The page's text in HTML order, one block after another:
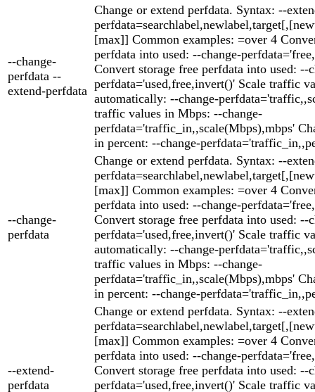
--change-
perfdata --
extend-perfdata
Change or extend perfdata. Syntax: --
[max]] Common examples: =over 4
perfdata into used: --change-
Convert storage free perfdata into used: --
perfdata='used,free,invert()' Scale traffic
automatically: --change-
traffic values in Mbps: --change-
perfdata='traffic_in,,scale(Mbps),mbps'
in percent: --change-
--change-
perfdata
Change or extend perfdata. Syntax: --
[max]] Common examples: =over 4
perfdata into used: --change-
Convert storage free perfdata into used: --
perfdata='used,free,invert()' Scale traffic
automatically: --change-
traffic values in Mbps: --change-
perfdata='traffic_in,,scale(Mbps),mbps'
in percent: --change-
--extend-
perfdata
Change or extend perfdata. Syntax: --
[max]] Common examples: =over 4
perfdata into used: --change-
Convert storage free perfdata into used: --
perfdata='used,free,invert()' Scale traffic